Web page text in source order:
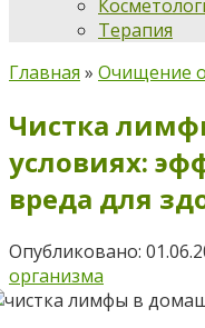
Терапия
Главная » Очищение
Чистка
условиях:
вреда для
Опубликовано:
организма